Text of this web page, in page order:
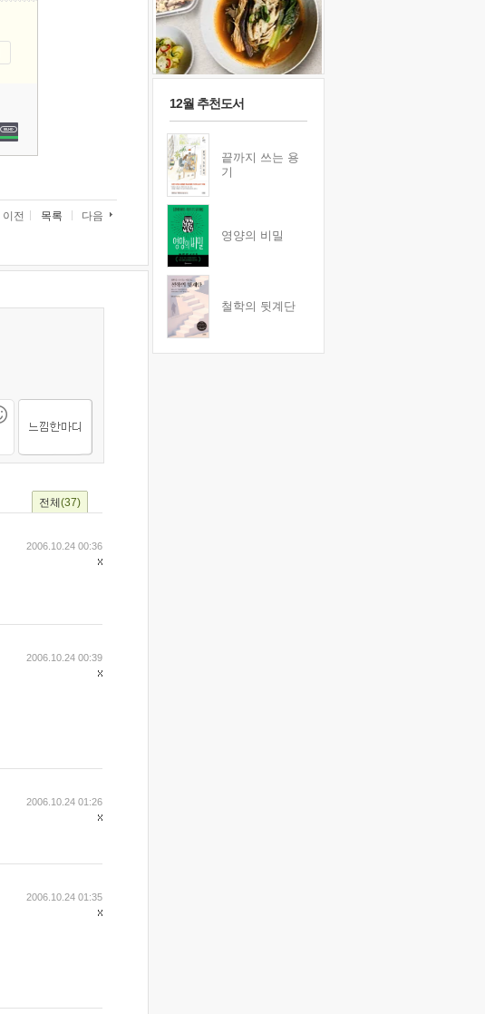
이전 목록 다음
전체(37)
2006.10.24 00:36
2006.10.24 00:39
2006.10.24 01:26
2006.10.24 01:35
12월 추천도서
끝까지 쓰는 용
기
영양의 비밀
철학의 뒷계단